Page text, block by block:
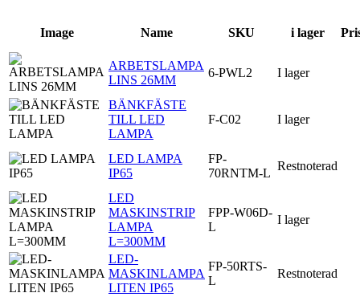
Image Name SKU i lager
ARBETSLAMPA
LINS 26MM
6-PWL2 I lager
BÄNKFÄSTE
TILL LED
LAMPA
F-C02 I lager
LED LAMPA
IP65
FP-
70RNTM-L
Restnoterad
LED
MASKINSTRIP
LAMPA
L=300MM
FPP-W06D-
L
I lager
LED-
MASKINLAMPA
LITEN IP65
FP-50RTS-
L
Restnoterad